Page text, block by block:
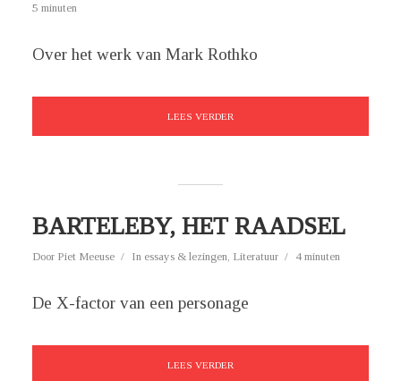
5 minuten
Over het werk van Mark Rothko
LEES VERDER
BARTELEBY, HET RAADSEL
Door Piet Meeuse In essays & lezingen, Literatuur 4 minuten
De X-factor van een personage
LEES VERDER